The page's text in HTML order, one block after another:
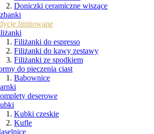
Doniczki ceramiczne wiszące
limitowane
Filiżanki do espresso
Filiżanki do kawy zestawy
Filiżanki ze spodkiem
do pieczenia ciast
Babownice
deserowe
Kubki czeskie
Kufle